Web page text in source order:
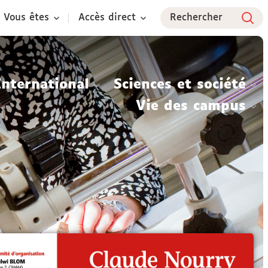
Vous êtes Accès direct Rechercher
Sciences et société
Vie des campus